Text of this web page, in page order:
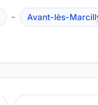
- Avant-lès-